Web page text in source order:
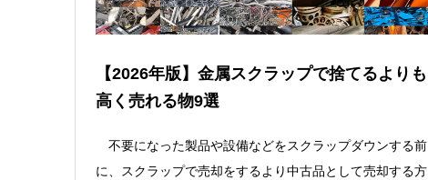
【2026年版】金属スクラップで捨てるよりも
高く売れる物9選
不要になった製品や設備などをスクラップダウンする前
に、スクラップで売却をするより中古品として売却する方